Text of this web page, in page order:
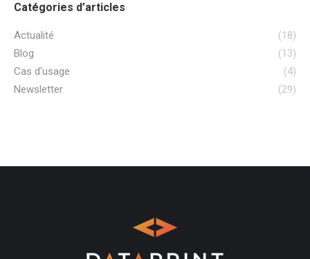
Catégories d’articles
Actualité
(18)
Blog
(13)
Cas d'usage
(4)
Newsletter
(29)